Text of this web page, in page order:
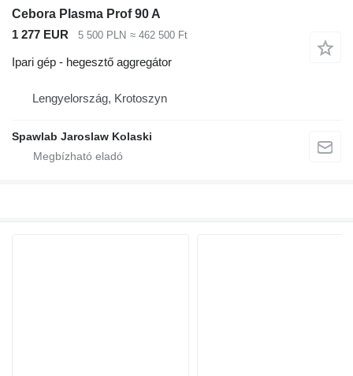
Cebora Plasma Prof 90 A
1 277 EUR
5 500 PLN ≈ 462 500 Ft
Ipari gép - hegesztő aggregátor
Lengyelország, Krotoszyn
Spawlab Jaroslaw Kolaski